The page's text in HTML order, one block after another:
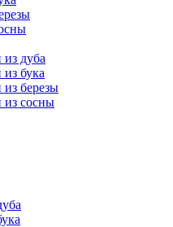
дуба
бука
березы
из сосны